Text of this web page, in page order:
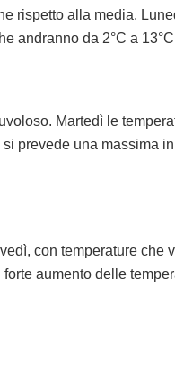
rispetto alla media.
andranno da 2°C a
Martedì le
prevede una massima
con temperature che
aumento delle